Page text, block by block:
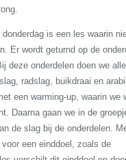
is een les waarin
Er wordt geturnd op de
deze onderdelen doen we
radslag, buikdraai en
een warming-up, waarin we
Daarna gaan we in de
de slag bij de onderdelen.
een einddoel, zoals de